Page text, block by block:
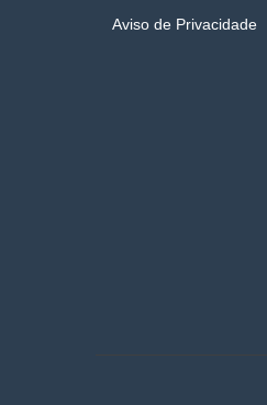
Aviso de Privacidade